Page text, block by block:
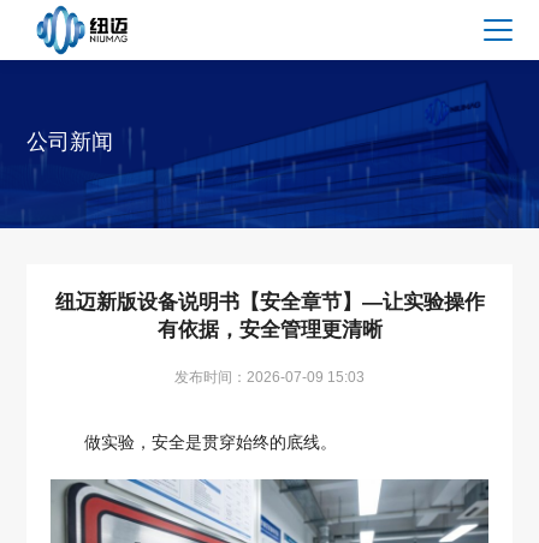
公司新闻
纽迈新版设备说明书【安全章节】—让实验操作
有依据，安全管理更清晰
发布时间：2026-07-09 15:03
做实验，安全是贯穿始终的底线。